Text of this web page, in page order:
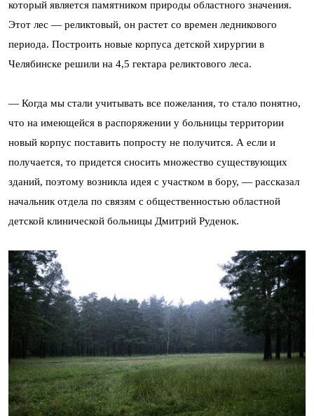
который является памятником природы областного значения.
Этот лес — реликтовый, он растет со времен ледникового
периода. Построить новые корпуса детской хирургии в
Челябинске решили на 4,5 гектара реликтового леса.
— Когда мы стали учитывать все пожелания, то стало понятно,
что на имеющейся в распоряжении у больницы территории
новый корпус поставить попросту не получится. А если и
получается, то придется сносить множество существующих
зданий, поэтому возникла идея с участком в бору, — рассказал
начальник отдела по связям с общественностью областной
детской клинической больницы Дмитрий Руденок.